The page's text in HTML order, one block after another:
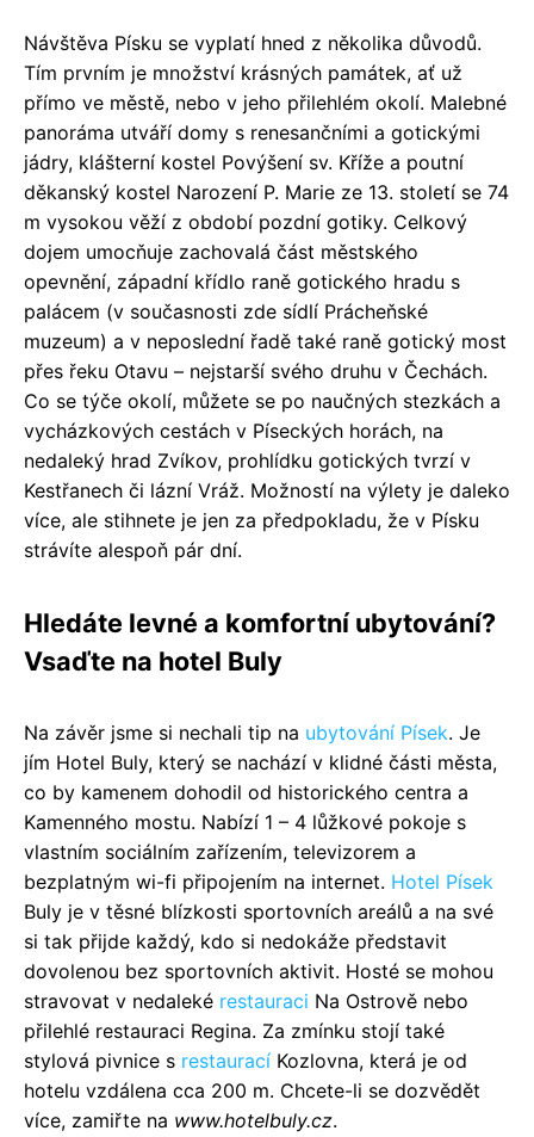
Návštěva Písku se vyplatí hned z několika důvodů.
Tím prvním je množství krásných památek, ať už
přímo ve městě, nebo v jeho přilehlém okolí. Malebné
panoráma utváří domy s renesančními a gotickými
jádry, klášterní kostel Povýšení sv. Kříže a poutní
děkanský kostel Narození P. Marie ze 13. století se 74
m vysokou věží z období pozdní gotiky. Celkový
dojem umocňuje zachovalá část městského
opevnění, západní křídlo raně gotického hradu s
palácem (v současnosti zde sídlí Prácheňské
muzeum) a v neposlední řadě také raně gotický most
přes řeku Otavu – nejstarší svého druhu v Čechách.
Co se týče okolí, můžete se po naučných stezkách a
vycházkových cestách v Píseckých horách, na
nedaleký hrad Zvíkov, prohlídku gotických tvrzí v
Kestřanech či lázní Vráž. Možností na výlety je daleko
více, ale stihnete je jen za předpokladu, že v Písku
strávíte alespoň pár dní.
Hledáte levné a komfortní ubytování?
Vsaďte na hotel Buly
Na závěr jsme si nechali tip na ubytování Písek. Je
jím Hotel Buly, který se nachází v klidné části města,
co by kamenem dohodil od historického centra a
Kamenného mostu. Nabízí 1 – 4 lůžkové pokoje s
vlastním sociálním zařízením, televizorem a
bezplatným wi-fi připojením na internet. Hotel Písek
Buly je v těsné blízkosti sportovních areálů a na své
si tak přijde každý, kdo si nedokáže představit
dovolenou bez sportovních aktivit. Hosté se mohou
stravovat v nedaleké restauraci Na Ostrově nebo
přilehlé restauraci Regina. Za zmínku stojí také
stylová pivnice s restaurací Kozlovna, která je od
hotelu vzdálena cca 200 m. Chcete-li se dozvědět
více, zamiřte na www.hotelbuly.cz.